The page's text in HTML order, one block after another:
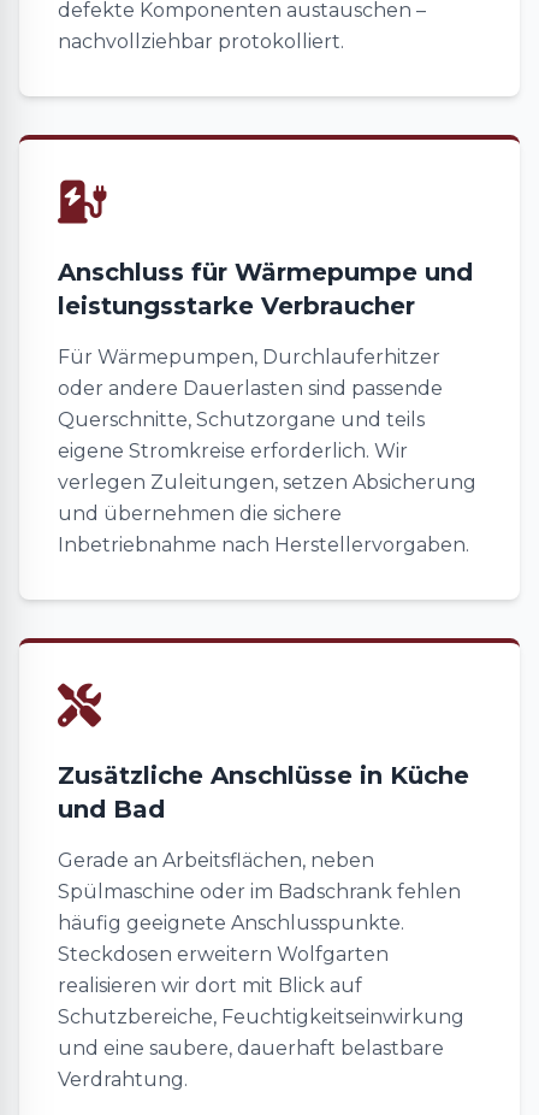
defekte Komponenten austauschen –
nachvollziehbar protokolliert.
Anschluss für Wärmepumpe und
leistungsstarke Verbraucher
Für Wärmepumpen, Durchlauferhitzer
oder andere Dauerlasten sind passende
Querschnitte, Schutzorgane und teils
eigene Stromkreise erforderlich. Wir
verlegen Zuleitungen, setzen Absicherung
und übernehmen die sichere
Inbetriebnahme nach Herstellervorgaben.
Zusätzliche Anschlüsse in Küche
und Bad
Gerade an Arbeitsflächen, neben
Spülmaschine oder im Badschrank fehlen
häufig geeignete Anschlusspunkte.
Steckdosen erweitern Wolfgarten
realisieren wir dort mit Blick auf
Schutzbereiche, Feuchtigkeitseinwirkung
und eine saubere, dauerhaft belastbare
Verdrahtung.